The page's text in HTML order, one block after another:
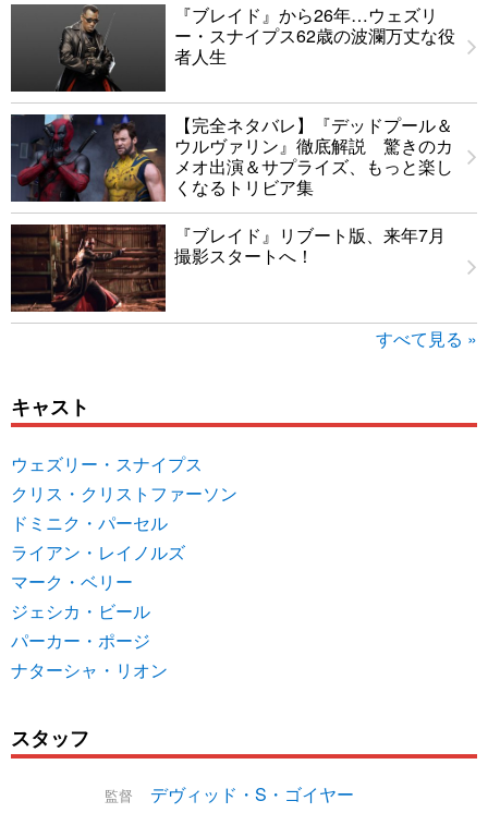
『ブレイド』から26年…ウェズリ
ー・スナイプス62歳の波瀾万丈な役
者人生
【完全ネタバレ】『デッドプール＆
ウルヴァリン』徹底解説 驚きのカ
メオ出演＆サプライズ、もっと楽し
くなるトリビア集
『ブレイド』リブート版、来年7月
撮影スタートへ！
すべて見る »
キャスト
ウェズリー・スナイプス
クリス・クリストファーソン
ドミニク・パーセル
ライアン・レイノルズ
マーク・ベリー
ジェシカ・ビール
パーカー・ポージ
ナターシャ・リオン
スタッフ
監督
デヴィッド・S・ゴイヤー